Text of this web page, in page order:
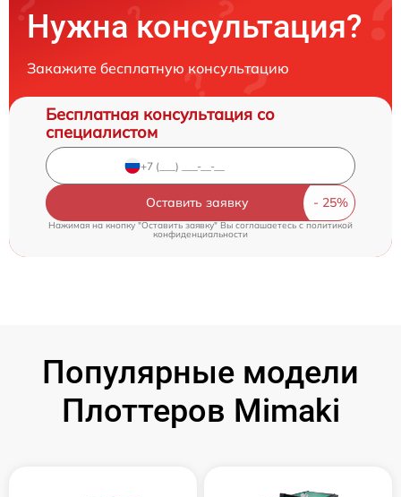
Нужна консультация?
Закажите бесплатную консультацию
Бесплатная консультация со
специалистом
Оставить заявку
Нажимая на кнопку "Оставить заявку" Вы соглашаетесь c политикой
конфиденциальности
Популярные модели
Плоттеров Mimaki